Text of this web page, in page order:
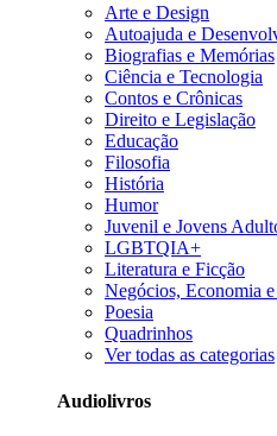
Arte e Design
Autoajuda e
Biografias e Memórias
Ciência e Tecnologia
Contos e Crônicas
Direito e Legislação
Educação
Filosofia
História
Humor
Juvenil e Jovens
LGBTQIA+
Literatura e Ficção
Negócios, Economia
Poesia
Quadrinhos
Ver todas as categorias
Audiolivros